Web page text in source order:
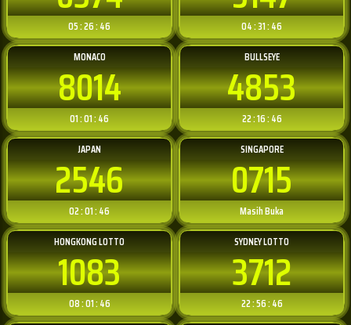
05 : 26 : 46
04 : 31 : 46
MONACO
8014
01 : 01 : 46
BULLSEYE
4853
22 : 16 : 46
JAPAN
2546
02 : 01 : 46
SINGAPORE
0715
Masih Buka
HONGKONG LOTTO
1083
08 : 01 : 46
SYDNEY LOTTO
3712
22 : 56 : 46